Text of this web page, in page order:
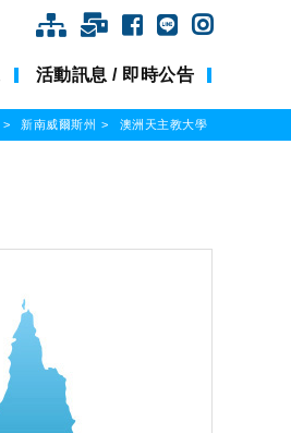
活動訊息 / 即時公告
新南威爾斯州 澳洲天主教大學